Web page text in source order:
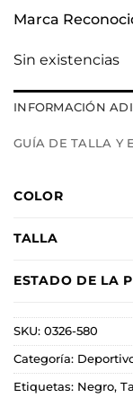
Marca
Sin existencias
INFORMACIÓN
GUÍA DE TALLA Y
COLOR
TALLA
ESTADO DE LA
SKU: 0326-580
Categoría:
Etiquetas: Negro,